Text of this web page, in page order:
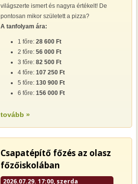
világszerte ismert és nagyra értékelt! De
pontosan mikor született a pizza?
A tanfolyam ára:
1 főre:28 600 Ft
2 főre:56 000 Ft
3 főre:82 500 Ft
4 főre:107 250 Ft
5 főre:130 900 Ft
6 főre:156 000 Ft
tovább »
Csapatépítő főzés az olasz
főzőiskolában
2026.07.29. 17:00, szerda